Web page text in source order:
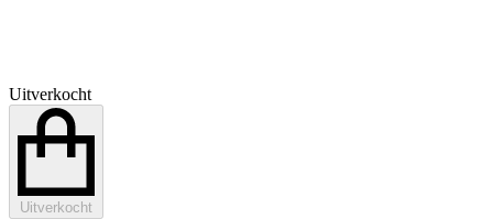
Uitverkocht
Uitverkocht